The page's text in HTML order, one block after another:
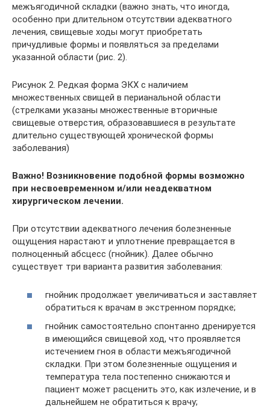
межъягодичной складки (важно знать, что иногда,
особенно при длительном отсутствии адекватного
лечения, свищевые ходы могут приобретать
причудливые формы и появляться за пределами
указанной области (рис. 2).
Рисунок 2. Редкая форма ЭКХ с наличием
множественных свищей в перианальной области
(стрелками указаны множественные вторичные
свищевые отверстия, образовавшиеся в результате
длительно существующей хронической формы
заболевания)
Важно! Возникновение подобной формы возможно
при несвоевременном и/или неадекватном
хирургическом лечении.
При отсутствии адекватного лечения болезненные
ощущения нарастают и уплотнение превращается в
полноценный абсцесс (гнойник). Далее обычно
существует три варианта развития заболевания:
гнойник продолжает увеличиваться и заставляет
обратиться к врачам в экстренном порядке;
гнойник самостоятельно спонтанно дренируется
в имеющийся свищевой ход, что проявляется
истечением гноя в области межъягодичной
складки. При этом болезненные ощущения и
температура тела постепенно снижаются и
пациент может расценить это, как излечение, и в
дальнейшем не обратиться к врачу;